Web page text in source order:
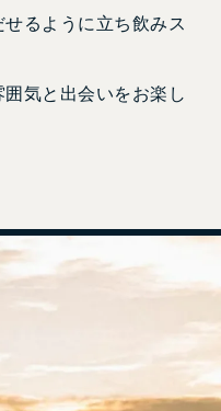
るように立ち飲みス
気と出会いをお楽し